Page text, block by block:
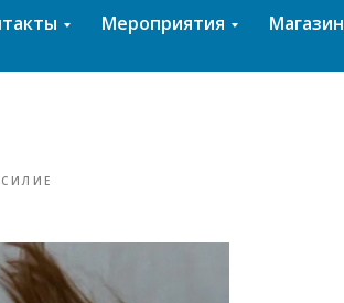
Мероприятия Магазин